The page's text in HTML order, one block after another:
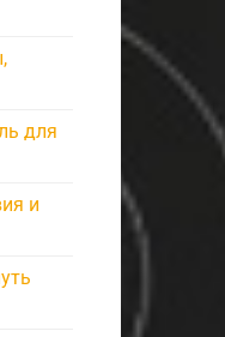
для
и